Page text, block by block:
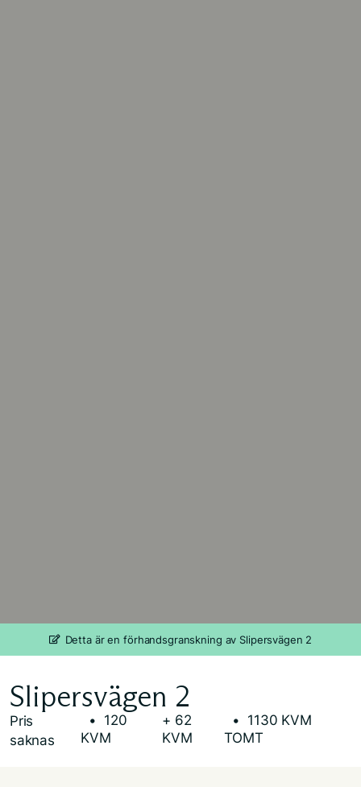
Detta är en förhandsgranskning av Slipersvägen 2
Slipersvägen 2
Pris
saknas
• 120
KVM
+ 62
KVM
• 1130 KVM
TOMT